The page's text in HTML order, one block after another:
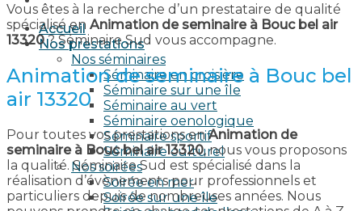
Accueil
Nos prestations
Nos séminaires
Séminaire en croisière
Séminaire sur une île
Séminaire au vert
Séminaire oenologique
Séminaire sportif
Séminaire culturel
Nos soirées
Soirée en mer
Soirée sur une île
Vous êtes à la recherche d’un prestataire de qualité
spécialisé en Animation de seminaire à Bouc bel air
13320? Séminaire Sud vous accompagne.
Animation de seminaire à Bouc bel
air 13320
Pour toutes vos prestations enAnimation de
seminaire à Bouc bel air 13320, nous vous proposons
la qualité. Séminaire Sud est spécialisé dans la
réalisation d’évènements pour professionnels et
particuliers depuis de nombreuses années. Nous